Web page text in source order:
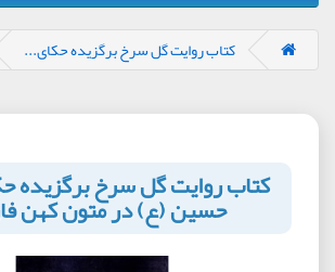
کتاب روایت گل سرخ برگزیده حکای...
کتاب روایت گل سرخ برگزیده
حسین (ع) در متون کهن